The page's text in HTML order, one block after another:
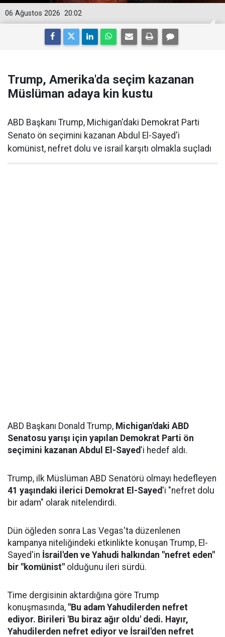
20:02
06 Ağustos 2026
Trump, Amerika'da seçim kazanan
Müslüman adaya kin kustu
ABD Başkanı Trump, Michigan'daki Demokrat Parti
Senato ön seçimini kazanan Abdul El-Sayed'i
komünist, nefret dolu ve israil karşıtı olmakla suçladı
ABD Başkanı Donald Trump, Michigan'daki ABD
Senatosu yarışı için yapılan Demokrat Parti ön
seçimini kazanan Abdul El-Sayed'i hedef aldı.
Trump, ilk Müslüman ABD Senatörü olmayı hedefleyen
41 yaşındaki ilerici Demokrat El-Sayed'i "nefret dolu
bir adam" olarak nitelendirdi.
Dün öğleden sonra Las Vegas'ta düzenlenen
kampanya niteliğindeki etkinlikte konuşan Trump, El-
Sayed'in İsrail'den ve Yahudi halkından "nefret eden"
bir "komünist" olduğunu ileri sürdü.
Time dergisinin aktardığına göre Trump
konuşmasında, "Bu adam Yahudilerden nefret
ediyor. Birileri 'Bu biraz ağır oldu' dedi. Hayır,
Yahudilerden nefret ediyor ve İsrail'den nefret